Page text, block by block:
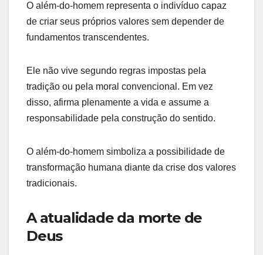
O além-do-homem representa o indivíduo capaz
de criar seus próprios valores sem depender de
fundamentos transcendentes.
Ele não vive segundo regras impostas pela
tradição ou pela moral convencional. Em vez
disso, afirma plenamente a vida e assume a
responsabilidade pela construção do sentido.
O além-do-homem simboliza a possibilidade de
transformação humana diante da crise dos valores
tradicionais.
A atualidade da morte de
Deus